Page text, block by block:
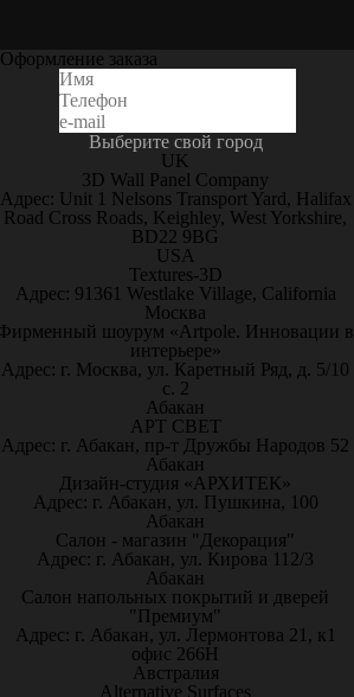
Оформление заказа
Выберите свой город
UK
3D Wall Panel Company
Адрес: Unit 1 Nelsons Transport Yard, Halifax
Road Cross Roads, Keighley, West Yorkshire,
BD22 9BG
USA
Textures-3D
Адрес: 91361 Westlake Village, California
Москва
шоурум «Artpole. Инновации в
интерьере»
Адрес: г. Москва, ул. Каретный Ряд, д. 5/10
с. 2
Абакан
АРТ СВЕТ
Адрес: г. Абакан, пр-т Дружбы Народов 52
Абакан
Дизайн-студия «АРХИТЕК»
Адрес: г. Абакан, ул. Пушкина, 100
Абакан
Салон - магазин "Декорация"
Адрес: г. Абакан, ул. Кирова 112/3
Абакан
Салон напольных покрытий и дверей
"Премиум"
Адрес: г. Абакан, ул. Лермонтова 21, к1
офис 266Н
Австралия
Alternative Surfaces